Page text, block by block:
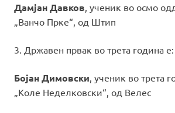
Дамјан Давков , ученик во осмо
„Ванчо Прке“, од Штип
3. Државен првак во трета година
Бојан Димовски , ученик во трета
„Коле Неделковски“, од Велес